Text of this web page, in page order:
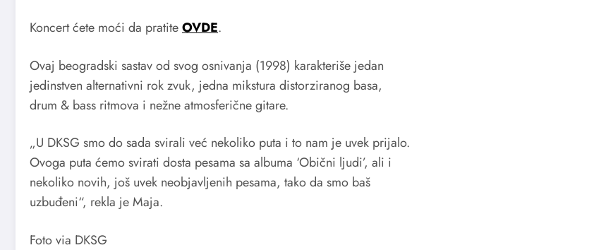
Koncert ćete moći da pratiteOVDE.
Ovaj beogradski sastav od svog osnivanja (1998) karakteriše jedan
jedinstven alternativni rok zvuk, jedna mikstura distorziranog basa,
drum & bass ritmova i nežne atmosferične gitare.
„U DKSG smo do sada svirali već nekoliko puta i to nam je uvek prijalo.
Ovoga puta ćemo svirati dosta pesama sa albuma ‘Obični ljudi’, ali i
nekoliko novih, još uvek neobjavljenih pesama, tako da smo baš
uzbuđeni“, rekla je Maja.
Foto via DKSG